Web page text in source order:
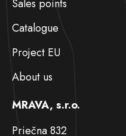
Sales points
Catalogue
Project EU
About us
MRAVA, s.r.o.
Priečna 832